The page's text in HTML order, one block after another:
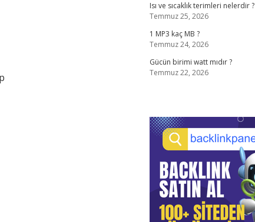
Isı ve sıcaklık terimleri nelerdir ?
Temmuz 25, 2026
1 MP3 kaç MB ?
Temmuz 24, 2026
Gücün birimi watt mıdır ?
Temmuz 22, 2026